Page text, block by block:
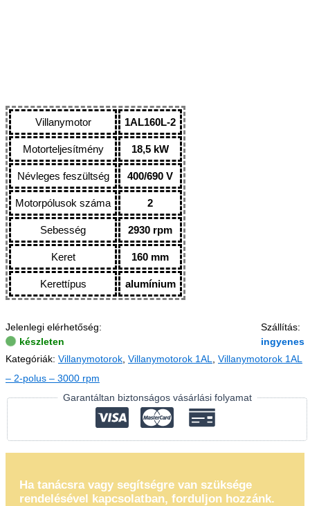
Villanymotor 1AL160L-2
Motorteljesítmény 18,5 kW
Névleges feszültség 400/690 V
Motorpólusok száma 2
Sebesség 2930 rpm
Keret 160 mm
Kerettípus alumínium
Jelenlegi elérhetőség:
készleten
Szállítás:
ingyenes
Kategóriák: Villanymotorok Villanymotorok 1AL
Villanymotorok 1AL
– 2-polus – 3000 rpm
Garantáltan biztonságos vásárlási folyamat
Ha tanácsra vagy segítségre van szüksége
rendelésével kapcsolatban, forduljon hozzánk.